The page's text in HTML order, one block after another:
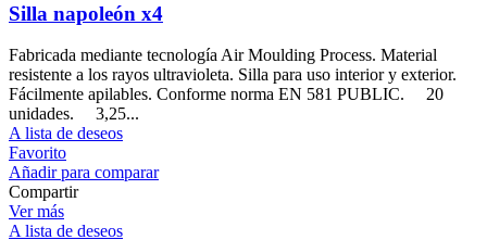
Silla napoleón x4
Fabricada mediante tecnología Air Moulding Process. Material
resistente a los rayos ultravioleta. Silla para uso interior y exterior.
Fácilmente apilables. Conforme norma EN 581 PUBLIC. 20
unidades. 3,25...
A lista de deseos
Favorito
Añadir para comparar
Compartir
Ver más
A lista de deseos